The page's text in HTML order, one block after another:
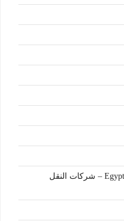
Egypt tourism transportation companies – شركات النقل